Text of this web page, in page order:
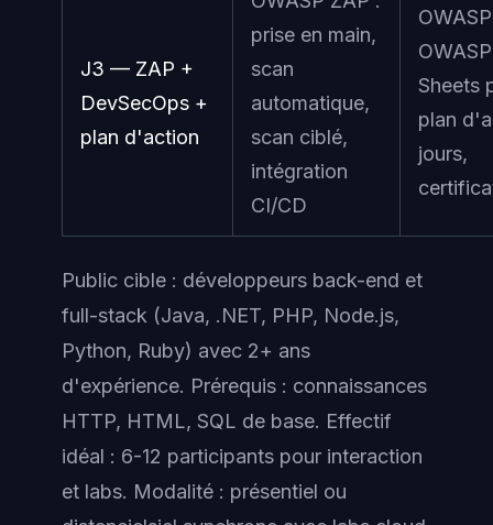
J3 — ZAP +
DevSecOps +
plan d'action
prise en main,
scan
automatique,
scan ciblé,
intégration
CI/CD
Sheets
plan
jours,
Public cible : développeurs back-end et
full-stack (Java, .NET, PHP, Node.js,
Python, Ruby) avec 2+ ans
d'expérience. Prérequis : connaissances
HTTP, HTML, SQL de base. Effectif
idéal : 6-12 participants pour interaction
et labs. Modalité : présentiel ou